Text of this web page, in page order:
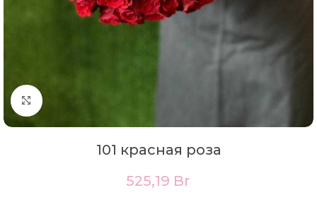
Нажмите, чтобы увеличить
101 красная роза
525,19 Br